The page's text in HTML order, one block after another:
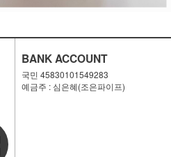
BANK ACCOUNT
국민 45830101549283
예금주 : 심은혜(조은파이프)